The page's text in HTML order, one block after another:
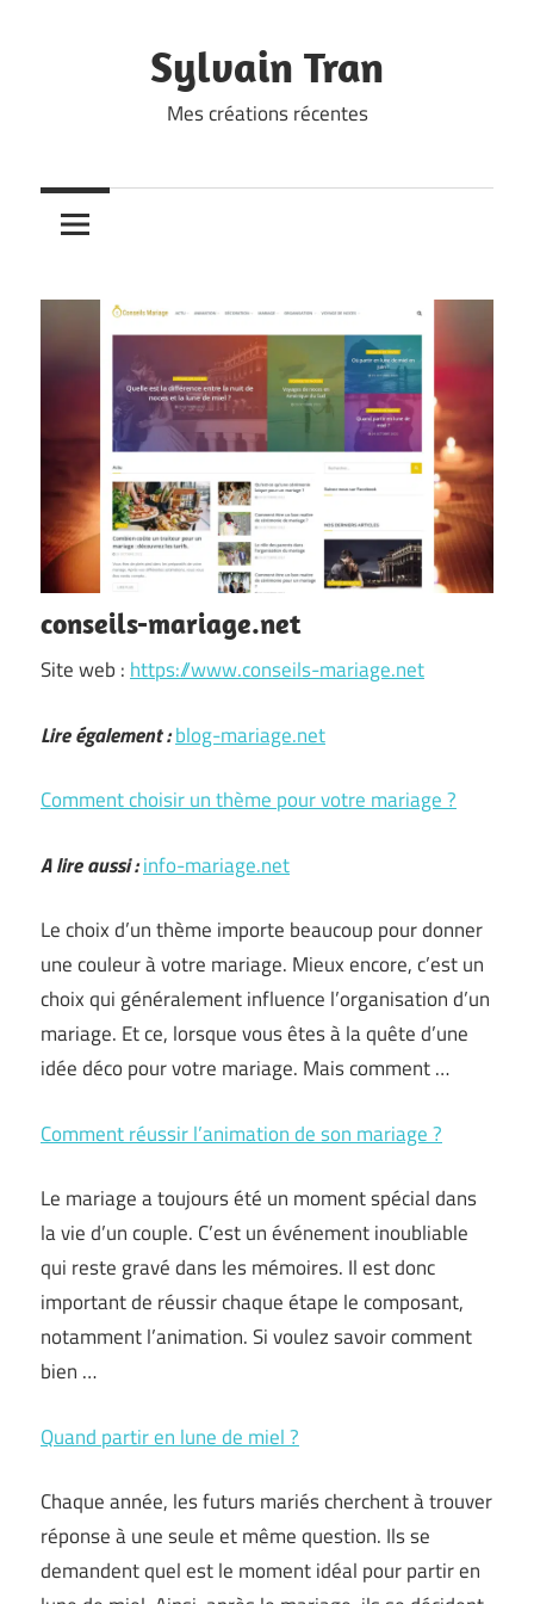
Sylvain Tran
Mes créations récentes
conseils-mariage.net
Site web : https://www.conseils-mariage.net
Lire également :blog-mariage.net
Comment choisir un thème pour votre mariage ?
A lire aussi :info-mariage.net
Le choix d’un thème importe beaucoup pour donner
une couleur à votre mariage. Mieux encore, c’est un
choix qui généralement influence l’organisation d’un
mariage. Et ce, lorsque vous êtes à la quête d’une
idée déco pour votre mariage. Mais comment …
Comment réussir l’animation de son mariage ?
Le mariage a toujours été un moment spécial dans
la vie d’un couple. C’est un événement inoubliable
qui reste gravé dans les mémoires. Il est donc
important de réussir chaque étape le composant,
notamment l’animation. Si voulez savoir comment
bien …
Quand partir en lune de miel ?
Chaque année, les futurs mariés cherchent à trouver
réponse à une seule et même question. Ils se
demandent quel est le moment idéal pour partir en